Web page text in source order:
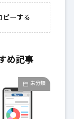
ピーする
め記事
未分類